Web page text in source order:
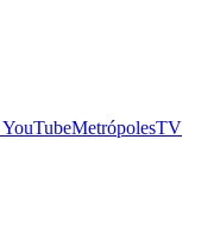
YouTubeMetrópolesTV